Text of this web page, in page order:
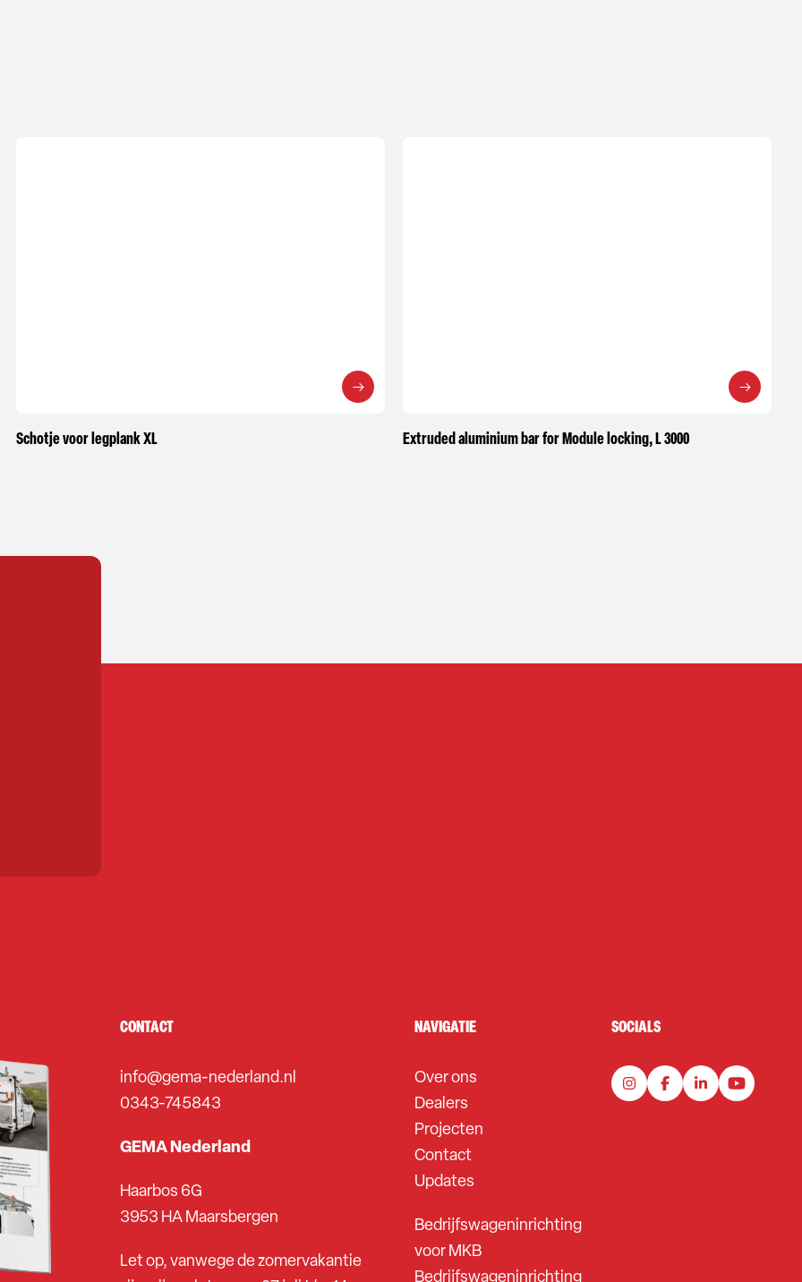
Schotje voor legplank XL Extruded aluminium bar for Module locking, L 3000
CONTACT
info@gema-nederland.nl
0343-745843
GEMA Nederland
Haarbos 6G
3953 HA Maarsbergen
Let op, vanwege de zomervakantie
NAVIGATIE
Over ons
Dealers
Projecten
Contact
Updates
Bedrijfswageninrichting
voor MKB
Bedrijfswageninrichting
SOCIALS